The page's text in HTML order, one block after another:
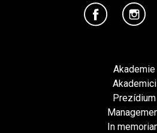
Akademie
Akademici
Prezídium
In